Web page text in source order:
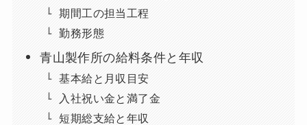
期間工の担当工程
勤務形態
青山製作所の給料条件と年収
基本給と月収目安
入社祝い金と満了金
短期総支給と年収